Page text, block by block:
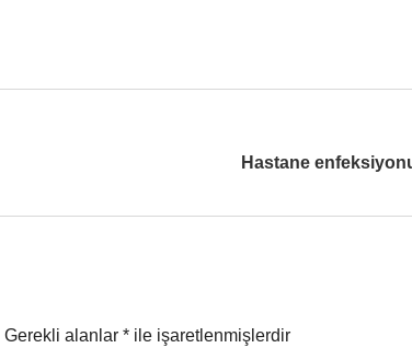
Hastane
Gerekli alanlar * ile işaretlenmişlerdir